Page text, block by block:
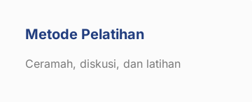
Metode Pelatihan
Ceramah, diskusi, dan latihan